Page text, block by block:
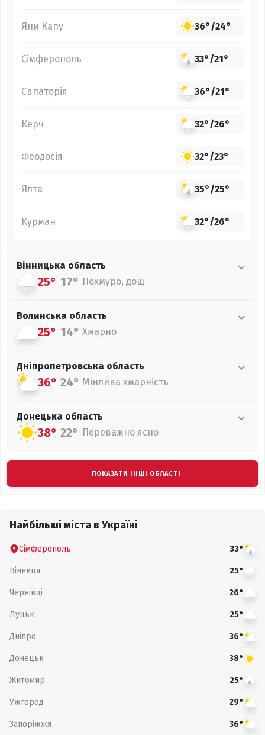
Яни Капу 36°/24°
Сімферополь 33°/21°
Євпаторія 36°/21°
Керч 32°/26°
Феодосія 32°/23°
Ялта 35°/25°
Курман 32°/26°
Вінницька область
25° 17° Похмуро, дощ
Волинська область
25° 14° Хмарно
Дніпропетровська область
36° 24° Мінлива хмарність
Донецька область
38° 22° Переважно ясно
ПОКАЗАТИ ІНШІ ОБЛАСТІ
Найбільші міста в Україні
Сімферополь 33°
Вінниця 25°
Чернівці 26°
Луцьк 25°
Дніпро 36°
Донецьк 38°
Житомир 25°
Ужгород 29°
Запоріжжя 36°